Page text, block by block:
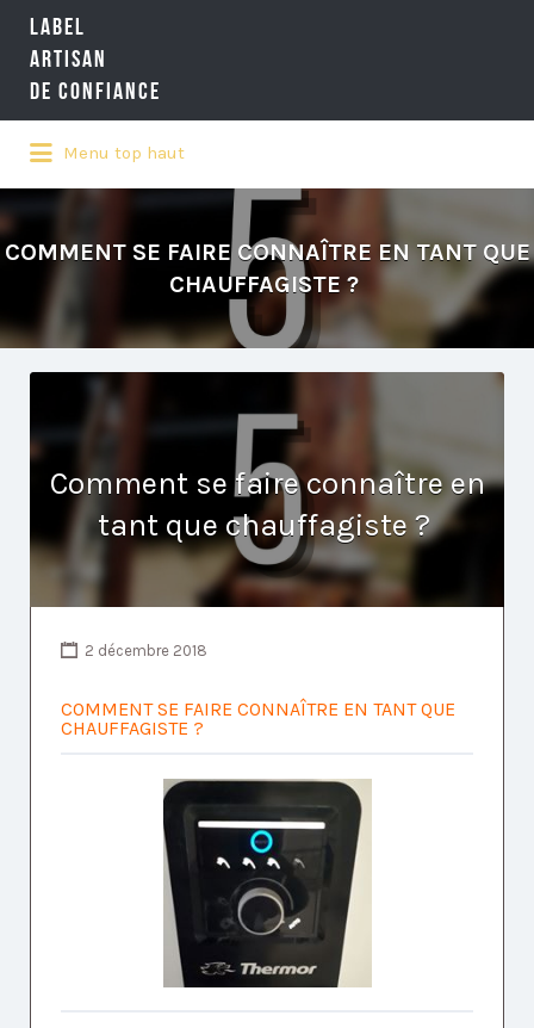
LABEL
ARTISAN
DE CONFIANCE
LA RÉFÉRENCE QUALITÉ NATIONALE
DE L'ARTISANAT
Rechercher:
Menu top haut
COMMENT SE FAIRE CONNAÎTRE EN TANT QUE
CHAUFFAGISTE ?
Comment se faire connaître en
tant que chauffagiste ?
2 décembre 2018
COMMENT SE FAIRE CONNAÎTRE EN TANT QUE
CHAUFFAGISTE ?